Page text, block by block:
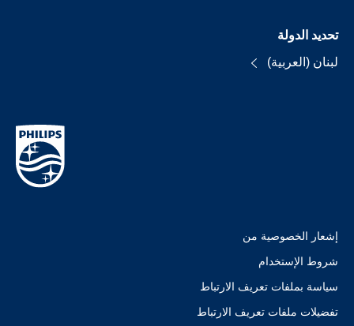
تحديد الدولة
لبنان (العربية)
إشعار الخصوصية من
شروط الإستخدام
سياسة بملفات تعريف الارتباط
تفضيلات ملفات تعريف الارتباط